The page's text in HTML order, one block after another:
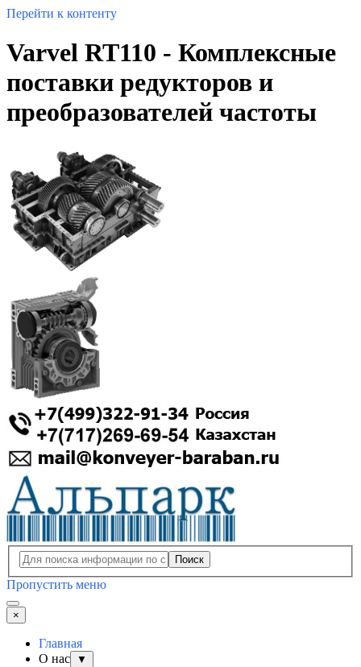
Перейти к контенту
Varvel RT110 - Комплексные
поставки редукторов и
преобразователей частоты
Поиск
Пропустить меню
×
Главная
О нас
▼